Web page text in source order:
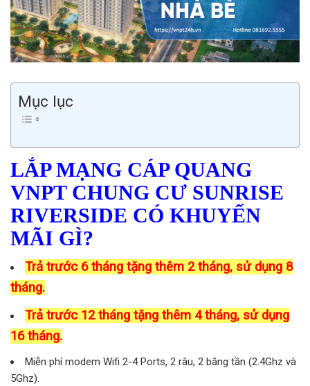
Mục lục
LẮP MẠNG CÁP QUANG
VNPT CHUNG CƯ SUNRISE
RIVERSIDE CÓ KHUYẾN
MÃI GÌ?
Trả trước 6 tháng tặng thêm 2 tháng, sử dụng 8
tháng.
Trả trước 12 tháng tặng thêm 4 tháng, sử dụng
16 tháng.
Miễn phí modem Wifi 2-4 Ports, 2 râu, 2 băng tần (2.4Ghz và
5Ghz).